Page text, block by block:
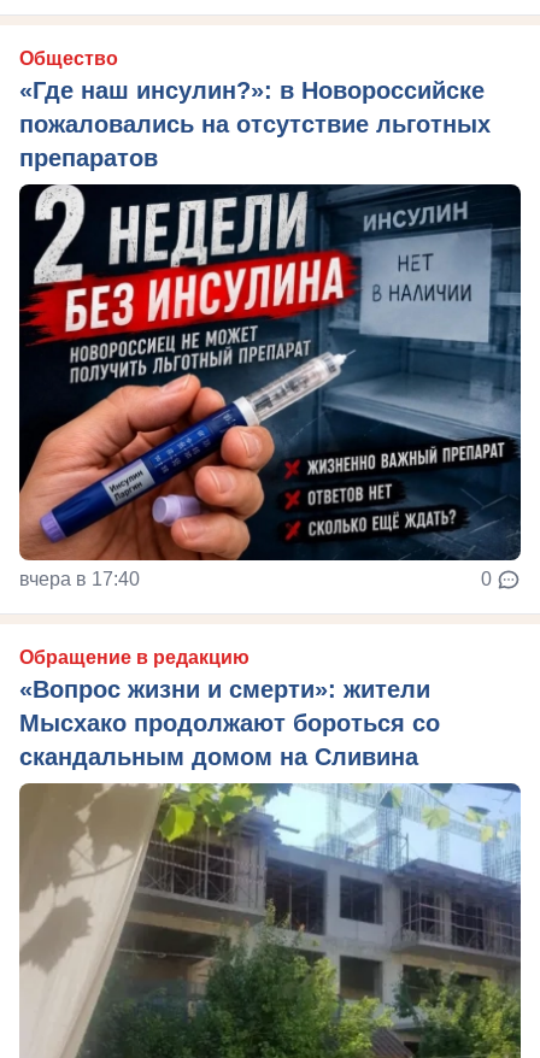
Общество
«Где наш инсулин?»: в Новороссийске
пожаловались на отсутствие льготных
препаратов
вчера в 17:40 0
Обращение в редакцию
«Вопрос жизни и смерти»: жители
Мысхако продолжают бороться со
скандальным домом на Сливина